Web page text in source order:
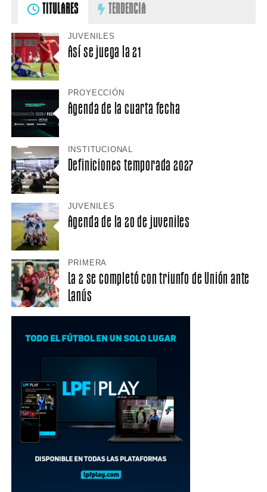
TITULARES TENDENCIA
JUVENILES
Así se juega la 21
PROYECCIÓN
Agenda de la cuarta fecha
INSTITUCIONAL
Definiciones temporada 2027
JUVENILES
Agenda de la 20 de juveniles
PRIMERA
La 2 se completó con triunfo de Unión ante
Lanús